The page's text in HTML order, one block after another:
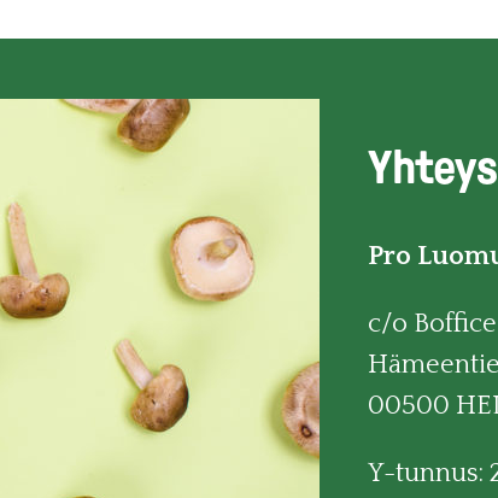
Pro
c/o Boffice
Hämeentie
00500
Y-tunnus: